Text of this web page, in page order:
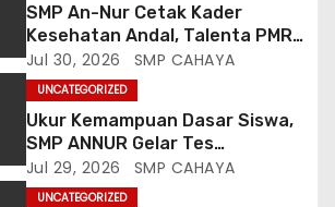
SMP An-Nur Cetak Kader
Kesehatan Andal, Talenta PMR
Putri Serap Ilmu Penyakit dan
Sanitasi dari Mahasiswa
Poltekkes Malang
Jul 30, 2026 SMP CAHAYA
UNCATEGORIZED
Ukur Kemampuan Dasar Siswa,
SMP ANNUR Gelar Tes
Matrikulasi Matematika
Berbasis Gaya Belajar
Jul 29, 2026 SMP CAHAYA
UNCATEGORIZED